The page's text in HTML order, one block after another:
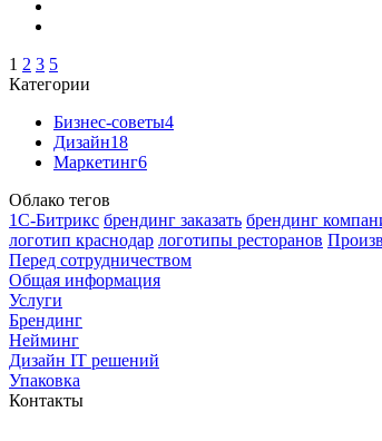
1 2 3 5
Категории
Бизнес-советы4
Дизайн18
Маркетинг6
Облако тегов
1С-Битрикс брендинг заказать брендинг
логотип краснодар логотипы ресторанов
Перед сотрудничеством
Общая информация
Услуги
Брендинг
Нейминг
Дизайн IT решений
Упаковка
Контакты